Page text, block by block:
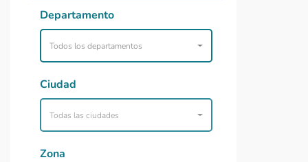
Departamento
Todos los departamentos
Ciudad
Todas las ciudades
Zona